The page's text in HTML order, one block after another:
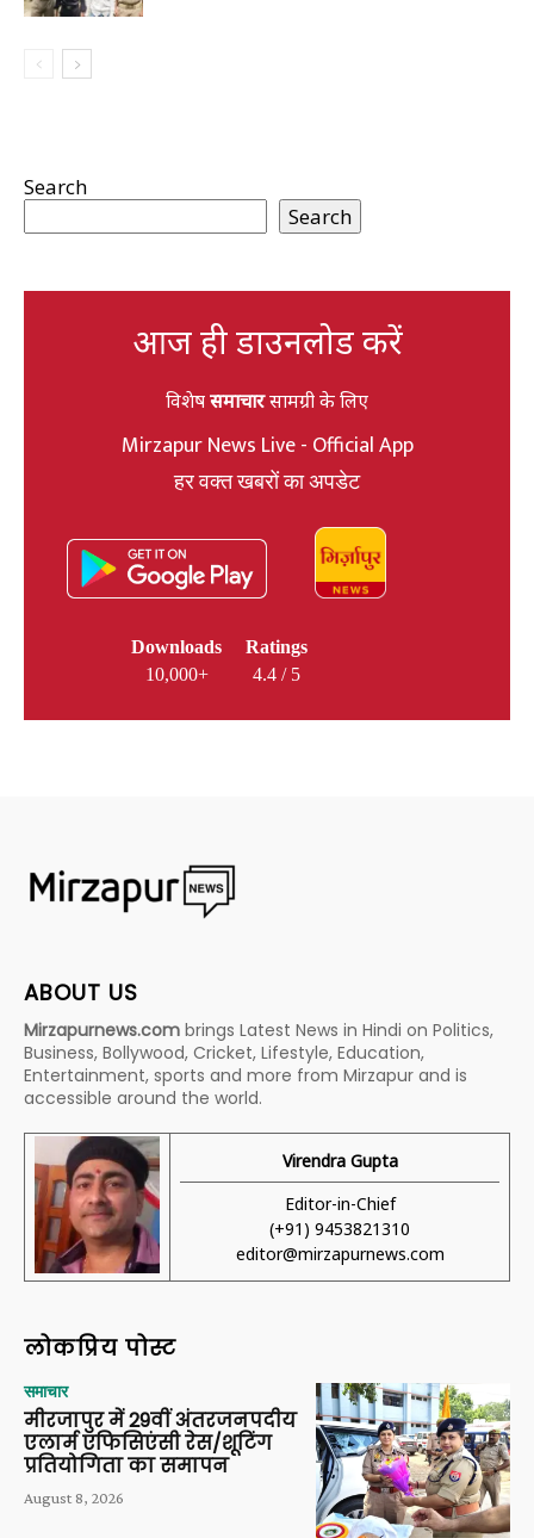
Search
Search
आज ही डाउनलोड करें
विशेषसमाचारसामग्री के लिए
Mirzapur News Live - Official App
हर वक्त खबरों का अपडेट
Downloads
10,000+
Ratings
4.4 / 5
ABOUT US
Mirzapurnews.com brings Latest News in Hindi on Politics,
Business, Bollywood, Cricket, Lifestyle, Education,
Entertainment, sports and more from Mirzapur and is
accessible around the world.
Virendra Gupta
Editor-in-Chief
(+91) 9453821310
editor@mirzapurnews.com
लोकप्रिय पोस्ट
समाचार
मीरजापुर में 29वीं अंतरजनपदीय
एलार्म एफिसिएंसी रेस/शूटिंग
प्रतियोगिता का समापन
August 8, 2026